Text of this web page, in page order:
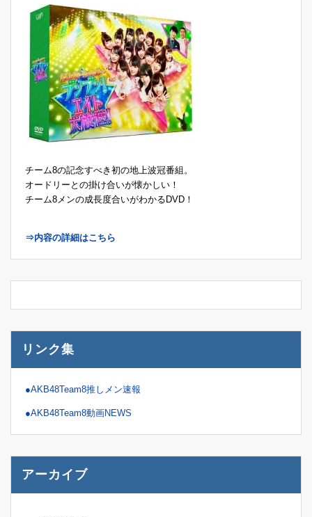
チーム8の記念すべき初の地上波冠番組。
オードリーとの掛け合いが懐かしい！
チーム8メンの成長度合いがわかるDVD！
⇒内容の詳細はこちら
リンク集
●AKB48Team8推しメン速報
●AKB48Team8動画NEWS
アーカイブ